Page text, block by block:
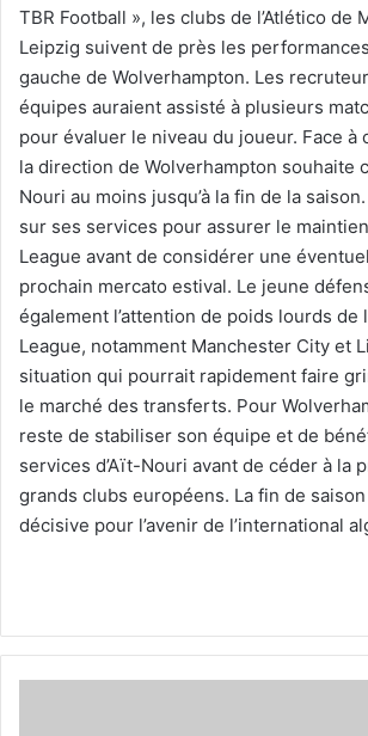
TBR Football », les clubs de l’Atlético de
Leipzig suivent de près les
gauche de Wolverhampton. Les
équipes auraient assisté à plusieurs
pour évaluer le niveau du joueur. Face à
la direction de Wolverhampton souhaite
Nouri au moins jusqu’à la fin de la
sur ses services pour assurer le
League avant de considérer une
prochain mercato estival. Le jeune
également l’attention de poids lourds de
League, notamment Manchester City et
situation qui pourrait rapidement faire
le marché des transferts. Pour
reste de stabiliser son équipe et de
services d’Aït-Nouri avant de céder à la
grands clubs européens. La fin de saison
décisive pour l’avenir de l’international